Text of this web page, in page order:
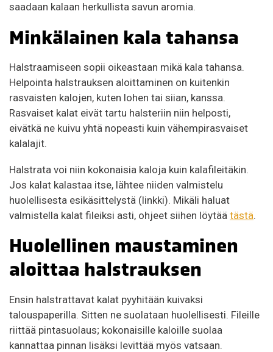
saadaan kalaan herkullista savun aromia.
Minkälainen kala tahansa
Halstraamiseen sopii oikeastaan mikä kala tahansa.
Helpointa halstrauksen aloittaminen on kuitenkin
rasvaisten kalojen, kuten lohen tai siian, kanssa.
Rasvaiset kalat eivät tartu halsteriin niin helposti,
eivätkä ne kuivu yhtä nopeasti kuin vähempirasvaiset
kalalajit.
Halstrata voi niin kokonaisia kaloja kuin kalafileitäkin.
Jos kalat kalastaa itse, lähtee niiden valmistelu
huolellisesta esikäsittelystä (linkki). Mikäli haluat
valmistella kalat fileiksi asti, ohjeet siihen löytää tästä.
Huolellinen maustaminen
aloittaa halstrauksen
Ensin halstrattavat kalat pyyhitään kuivaksi
talouspaperilla. Sitten ne suolataan huolellisesti. Fileille
riittää pintasuolaus; kokonaisille kaloille suolaa
kannattaa pinnan lisäksi levittää myös vatsaan.